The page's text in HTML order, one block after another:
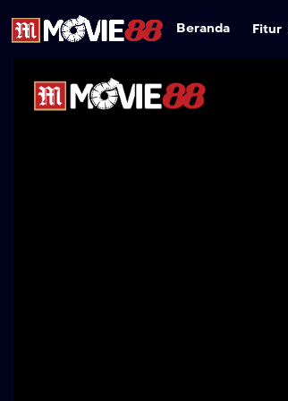
Beranda Fitur